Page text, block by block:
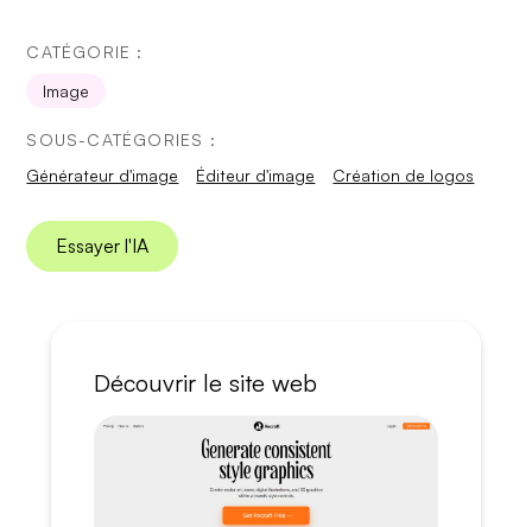
CATÉGORIE :
Image
SOUS-CATÉGORIES :
Générateur d'image
Éditeur d'image Création de logos
Essayer l'IA
Découvrir le site web